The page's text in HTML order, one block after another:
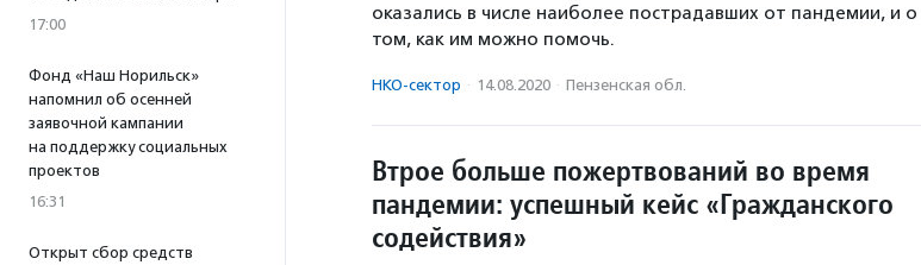
17:00
Фонд «Наш Норильск»
напомнил об осенней
заявочной кампании
на поддержку социальных
проектов
16:31
Открыт сбор средств
оказались в числе наиболее пострадавших от пандемии, и о
том, как им можно помочь.
НКО-сектор · 14.08.2020 · Пензенская обл.
Втрое больше пожертвований во время
пандемии: успешный кейс «Гражданского
содействия»